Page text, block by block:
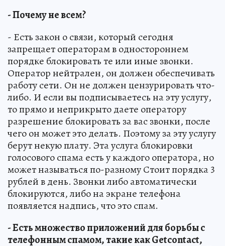
- Почему не всем?
- Есть закон о связи, который сегодня
запрещает операторам в одностороннем
порядке блокировать те или иные звонки.
Оператор нейтрален, он должен обеспечивать
работу сети. Он не должен цензурировать что-
либо. И если вы подписываетесь на эту услугу,
то прямо и неприкрыто даете оператору
разрешение блокировать за вас звонки, после
чего он может это делать. Поэтому за эту услугу
берут некую плату. Эта услуга блокировки
голосового спама есть у каждого оператора, но
может называться по-разному Стоит порядка 3
рублей в день. Звонки либо автоматически
блокируются, либо на экране телефона
появляется надпись, что это спам.
- Есть множество приложений для борьбы с
телефонным спамом, такие как Getcontact,